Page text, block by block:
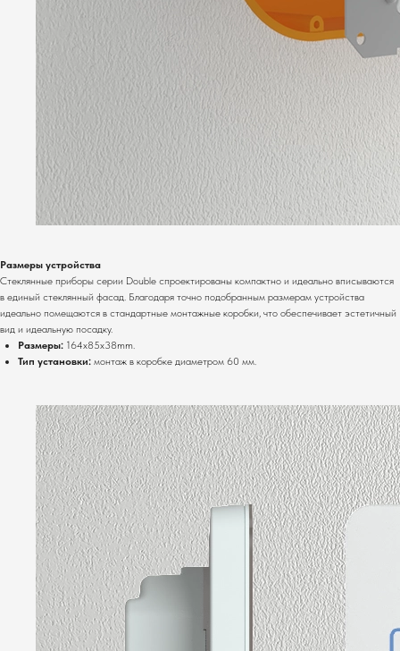
Размеры устройства
Стеклянные приборы серии Double спроектированы компактно и идеально вписываются
в единый стеклянный фасад. Благодаря точно подобранным размерам устройства
идеально помещаются в стандартные монтажные коробки, что обеспечивает эстетичный
вид и идеальную посадку.
Размеры: 164x85x38mm.
Тип установки: монтаж в коробке диаметром 60 мм.